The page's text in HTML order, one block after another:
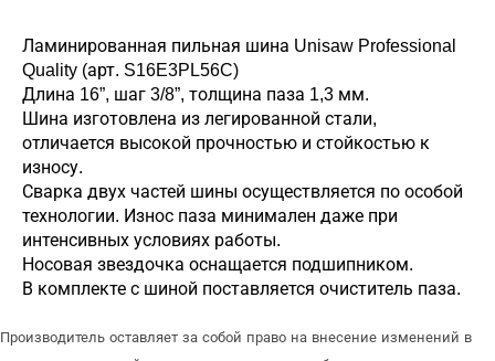
Ламинированная пильная шина Unisaw Professional
Quality (арт. S16E3PL56C)
Длина 16”, шаг 3/8”, толщина паза 1,3 мм.
Шина изготовлена из легированной стали,
отличается высокой прочностью и стойкостью к
износу.
Сварка двух частей шины осуществляется по особой
технологии. Износ паза минимален даже при
интенсивных условиях работы.
Носовая звездочка оснащается подшипником.
В комплекте с шиной поставляется очиститель паза.
Производитель оставляет за собой право на внесение изменений в